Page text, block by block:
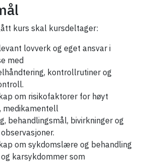
kurs skal kursdeltager:
lovverk og eget ansvar i
med
kontrollrutiner og
om risikofaktorer for høyt
medikamentell
behandlingsmål, bivirkninger og
om sykdomslære og behandling
karsykdommer som